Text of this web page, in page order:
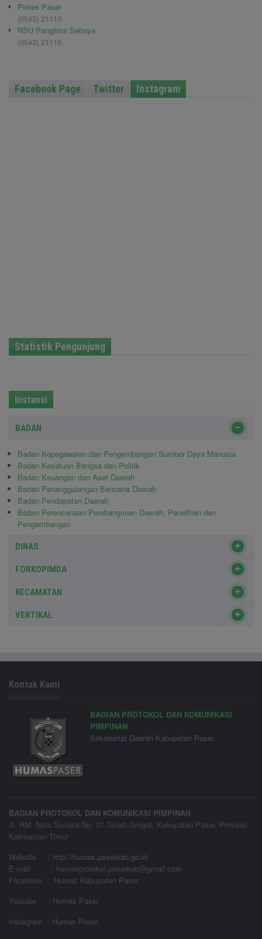
Polres Paser
(0543) 21110
RSU Panglima Sebaya
(0543) 21118
Facebook Page Twitter Instagram
Statistik Pengunjung
Instansi
BADAN
Badan Kepegawaian dan Pengembangan Sumber Daya Manusia
Badan Kesatuan Bangsa dan Politik
Badan Keuangan dan Aset Daerah
Badan Penanggulangan Bencana Daerah
Badan Pendapatan Daerah
Badan Perencanaan Pembangunan Daerah, Penelitian dan
Pengembangan
DINAS
FORKOPIMDA
KECAMATAN
VERTIKAL
Kontak Kami
BAGIAN PROTOKOL DAN KOMUNIKASI
PIMPINAN
Sekretariat Daerah Kabupaten Paser
BAGIAN PROTOKOL DAN KOMUNIKASI PIMPINAN
Jl. RM. Noto Sunardi No. 01 Tanah Grogot, Kabupaten Paser, Provinsi
Kalimantan Timur
Website
: http://humas.paserkab.go.id
E-mail : humasprotokol.paserkab@gmail.com
Facebook : Humas Kabupaten Paser
Youtube : Humas Paser
Instagram : Humas Paser